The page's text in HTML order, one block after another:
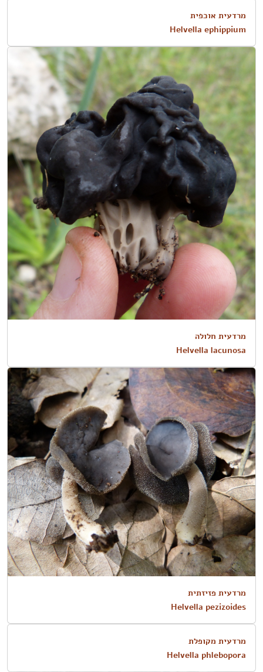
מרדעית אוכפית
Helvella ephippium
מרדעית חלולה
Helvella lacunosa
מרדעית פזיזתית
Helvella pezizoides
מרדעית מקופלת
Helvella phlebopora